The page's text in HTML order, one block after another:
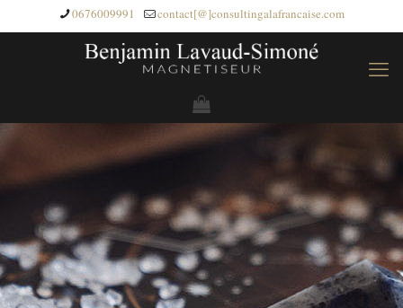
0676009991 contact[@]consultingalafrancaise.com